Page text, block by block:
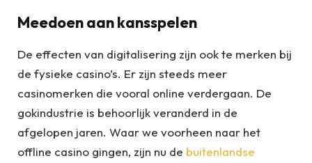
Meedoen aan kansspelen
De effecten van digitalisering zijn ook te merken bij
de fysieke casino’s. Er zijn steeds meer
casinomerken die vooral online verdergaan. De
gokindustrie is behoorlijk veranderd in de
afgelopen jaren. Waar we voorheen naar het
offline casino gingen, zijn nu de buitenlandse